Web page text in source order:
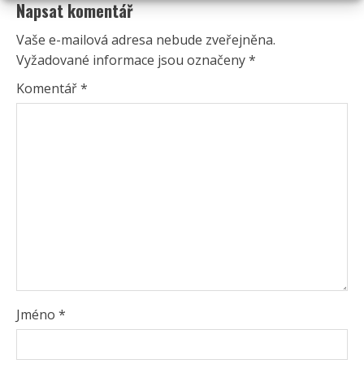
Napsat komentář
Vaše e-mailová adresa nebude zveřejněna.
Vyžadované informace jsou označeny*
Komentář*
Jméno *